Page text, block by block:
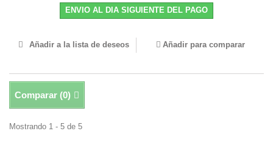
ENVIO AL DIA SIGUIENTE DEL PAGO
Añadir a la lista de deseos Añadir para comparar
Comparar (0)
Mostrando 1 - 5 de 5